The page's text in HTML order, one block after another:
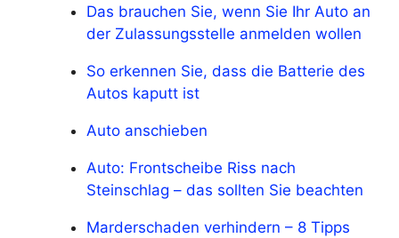
Das brauchen Sie, wenn Sie Ihr Auto an
der Zulassungsstelle anmelden wollen
So erkennen Sie, dass die Batterie des
Autos kaputt ist
Auto anschieben
Auto: Frontscheibe Riss nach
Steinschlag – das sollten Sie beachten
Marderschaden verhindern – 8 Tipps